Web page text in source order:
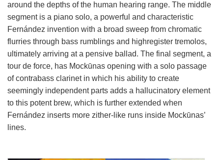
around the depths of the human hearing range. The middle
segment is a piano solo, a powerful and characteristic
Fernández invention with a broad sweep from chromatic
flurries through bass rumblings and highregister tremolos,
ultimately arriving at a pensive ballad. The final segment, a
tour de force, has Mockūnas opening with a solo passage
of contrabass clarinet in which his ability to create
seemingly independent parts adds a hallucinatory element
to this potent brew, which is further extended when
Fernández inserts more zither-like runs inside Mockūnas’
lines.